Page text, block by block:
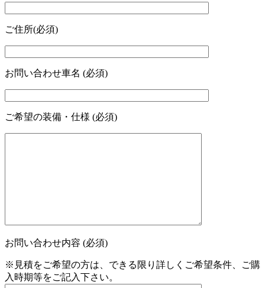
ご住所(必須)
お問い合わせ車名 (必須)
ご希望の装備・仕様 (必須)
お問い合わせ内容 (必須)
※見積をご希望の方は、できる限り詳しくご希望条件、ご購
入時期等をご記入下さい。